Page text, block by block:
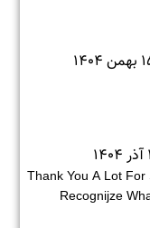
Thank You A Lot
Recognijze